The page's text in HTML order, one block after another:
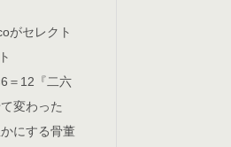
がセレクト
＝12『二六
変わった
にする骨董